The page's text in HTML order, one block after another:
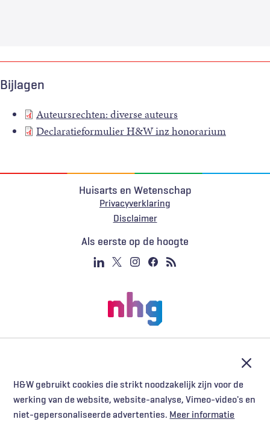
H&W gebruikt cookies die strikt noodzakelijk zijn voor de
werking van de website, website-analyse, Vimeo-video's en
niet-gepersonaliseerde advertenties. Meer informatie
Bijlagen
Auteursrechten: diverse auteurs
Declaratieformulier H&W inz honorarium
Huisarts en Wetenschap
Privacyverklaring
Voet
Disclaimer
Als eerste op de hoogte